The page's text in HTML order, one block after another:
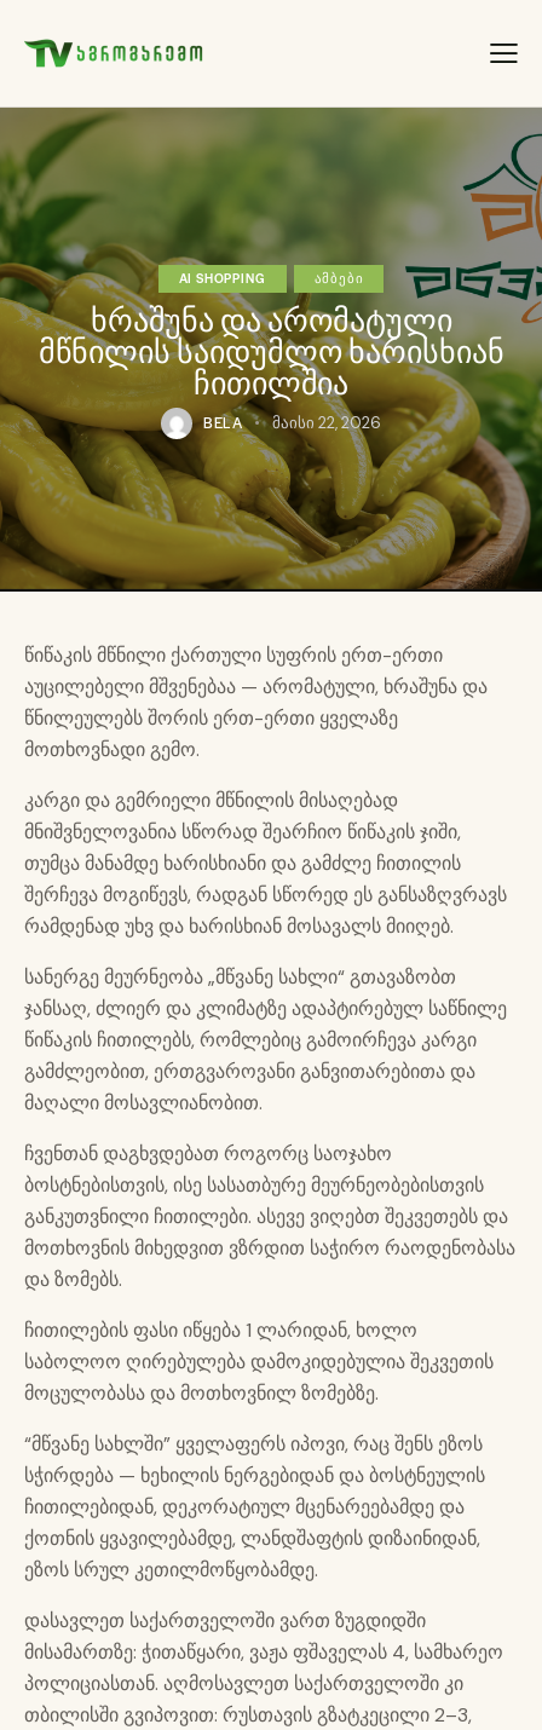
AI SHOPPING ᲐᲛᲑᲔᲑᲘ
ხრაშუნა და არომატული
მწნილის საიდუმლო ხარისხიან
ჩითილშია
BELA მაისი 22, 2026
წიწაკის მწნილი ქართული სუფრის ერთ-ერთი
აუცილებელი მშვენებაა — არომატული, ხრაშუნა და
წნილეულებს შორის ერთ-ერთი ყველაზე
მოთხოვნადი გემო.
კარგი და გემრიელი მწნილის მისაღებად
მნიშვნელოვანია სწორად შეარჩიო წიწაკის ჯიში,
თუმცა მანამდე ხარისხიანი და გამძლე ჩითილის
შერჩევა მოგიწევს, რადგან სწორედ ეს განსაზღვრავს
რამდენად უხვ და ხარისხიან მოსავალს მიიღებ.
სანერგე მეურნეობა „მწვანე სახლი“ გთავაზობთ
ჯანსაღ, ძლიერ და კლიმატზე ადაპტირებულ საწნილე
წიწაკის ჩითილებს, რომლებიც გამოირჩევა კარგი
გამძლეობით, ერთგვაროვანი განვითარებითა და
მაღალი მოსავლიანობით.
ჩვენთან დაგხვდებათ როგორც საოჯახო
ბოსტნებისთვის, ისე სასათბურე მეურნეობებისთვის
განკუთვნილი ჩითილები. ასევე ვიღებთ შეკვეთებს და
მოთხოვნის მიხედვით ვზრდით საჭირო რაოდენობასა
და ზომებს.
ჩითილების ფასი იწყება 1 ლარიდან, ხოლო
საბოლოო ღირებულება დამოკიდებულია შეკვეთის
მოცულობასა და მოთხოვნილ ზომებზე.
“მწვანე სახლში” ყველაფერს იპოვი, რაც შენს ეზოს
სჭირდება — ხეხილის ნერგებიდან და ბოსტნეულის
ჩითილებიდან, დეკორატიულ მცენარეებამდე და
ქოთნის ყვავილებამდე, ლანდშაფტის დიზაინიდან,
ეზოს სრულ კეთილმოწყობამდე.
დასავლეთ საქართველოში ვართ ზუგდიდში
მისამართზე: ჭითაწყარი, ვაჟა ფშაველას 4, სამხარეო
პოლიციასთან. აღმოსავლეთ საქართველოში კი
თბილისში გვიპოვით: რუსთავის გზატკეცილი 2–3,